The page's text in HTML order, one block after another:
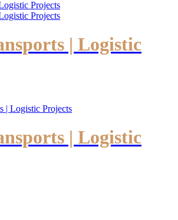
| Logistic
| Logistic